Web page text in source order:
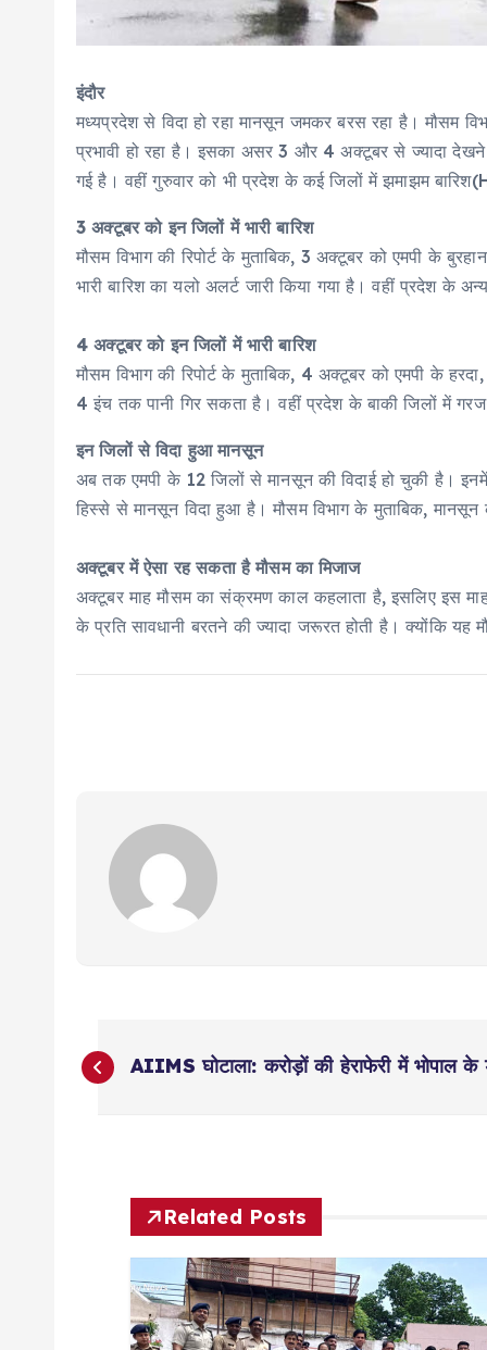
इंदौर
मध्यप्रदेश से विदा हो रहा मानसून जमकर बरस रहा है। मौसम
प्रभावी हो रहा है। इसका असर 3 और 4 अक्टूबर से ज्यादा देखने
गई है। वहीं गुरुवार को भी प्रदेश के कई जिलों में झमाझम
3 अक्टूबर को इन जिलों में भारी बारिश
मौसम विभाग की रिपोर्ट के मुताबिक, 3 अक्टूबर को एमपी के
भारी बारिश का यलो अलर्ट जारी किया गया है। वहीं प्रदेश के
4 अक्टूबर को इन जिलों में भारी बारिश
मौसम विभाग की रिपोर्ट के मुताबिक, 4 अक्टूबर को एमपी के
4 इंच तक पानी गिर सकता है। वहीं प्रदेश के बाकी जिलों में
इन जिलों से विदा हुआ मानसून
अब तक एमपी के 12 जिलों से मानसून की विदाई हो चुकी है।
हिस्से से मानसून विदा हुआ है। मौसम विभाग के मुताबिक,
अक्टूबर में ऐसा रह सकता है मौसम का मिजाज
अक्टूबर माह मौसम का संक्रमण काल कहलाता है, इसलिए इस माह
के प्रति सावधानी बरतने की ज्यादा जरूरत होती है। क्योंकि यह
P
AIIMS घोटाला: करोड़ों की हेराफेरी में भोपाल के
Related Posts